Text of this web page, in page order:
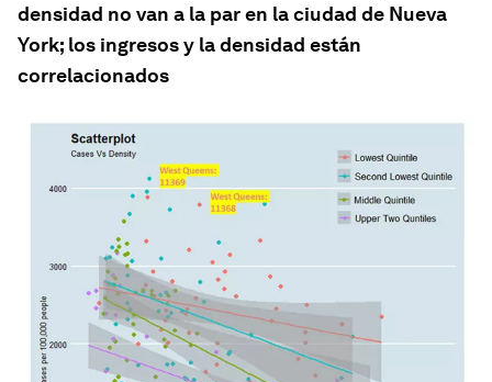
densidad no van a la par en la ciudad de Nueva
York; los ingresos y la densidad están
correlacionados